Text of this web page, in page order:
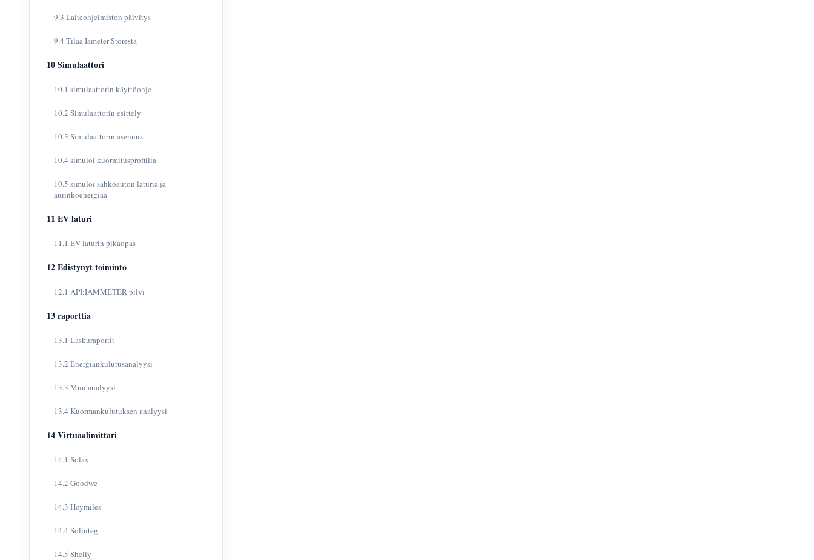
9.3 Laiteohjelmiston päivitys
9.4 Tilaa Iameter Storesta
10 Simulaattori
10.1 simulaattorin käyttöohje
10.2 Simulaattorin esittely
10.3 Simulaattorin asennus
10.4 simuloi kuormitusprofiilia
10.5 simuloi sähköauton laturia ja
aurinkoenergiaa
11 EV laturi
11.1 EV laturin pikaopas
12 Edistynyt toiminto
12.1 API:IAMMETER-pilvi
13 raporttia
13.1 Laskuraportit
13.2 Energiankulutusanalyysi
13.3 Muu analyysi
13.4 Kuormankulutuksen analyysi
14 Virtuaalimittari
14.1 Solax
14.2 Goodwe
14.3 Hoymiles
14.4 Solinteg
14.5 Shelly